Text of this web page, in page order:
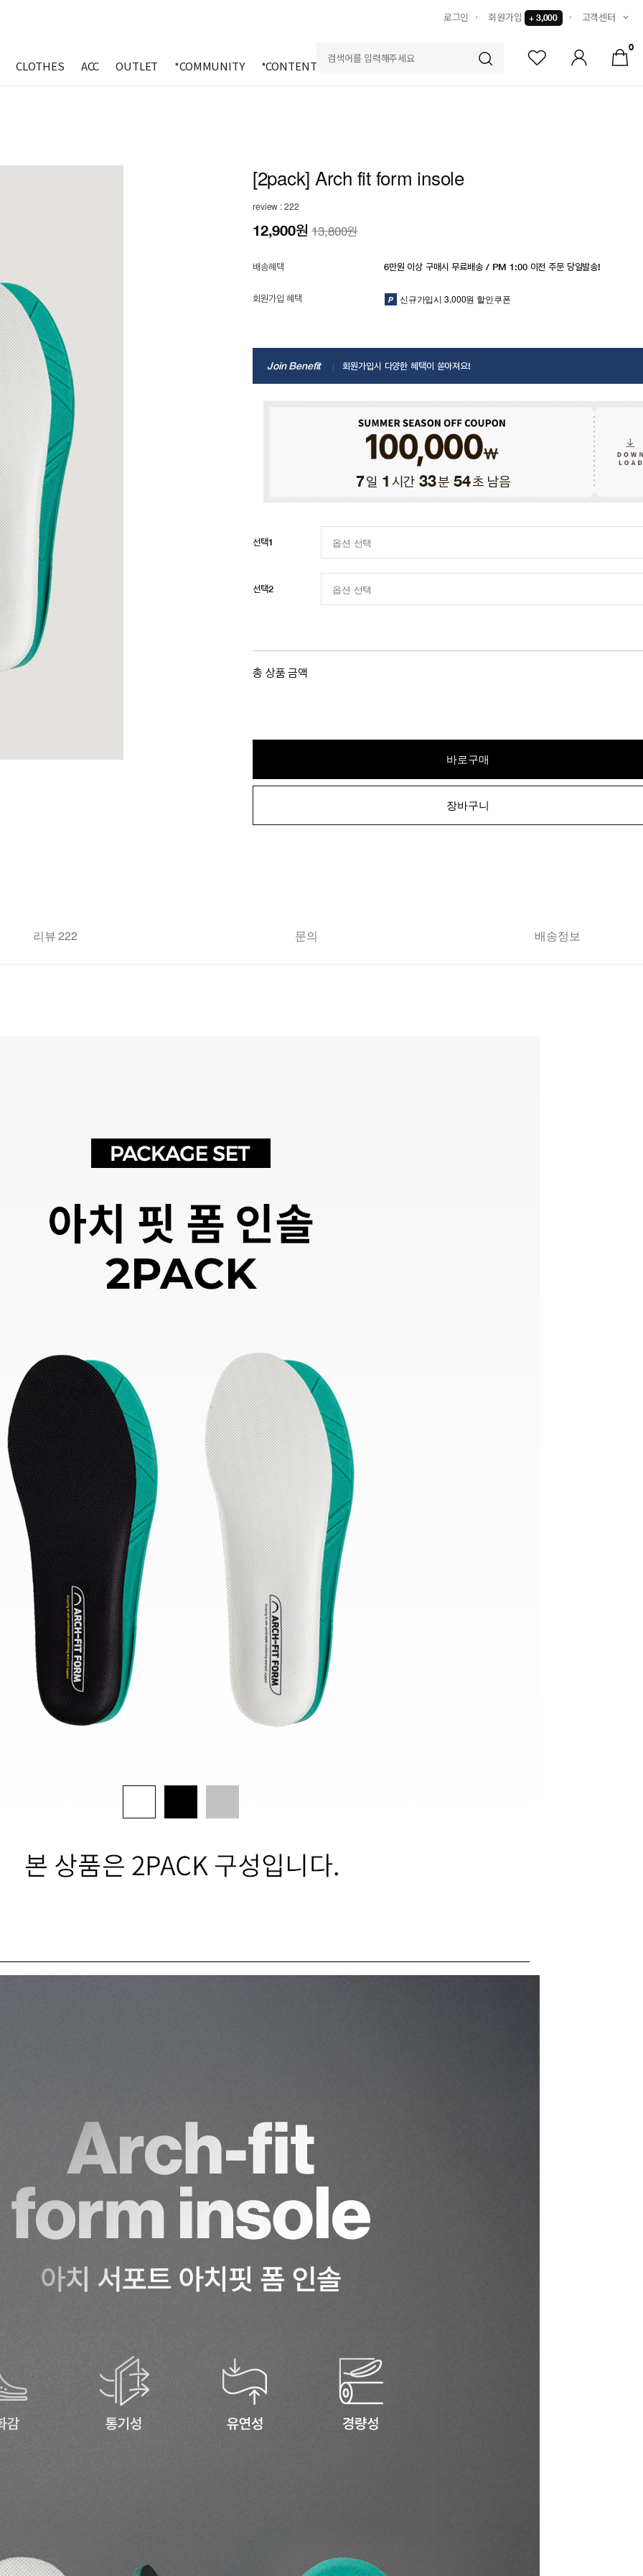
로그인 회원가입 + 3,000 고객센터
CLOTHES ACC OUTLET *COMMUNITY *CONTENTS
0
[2pack] Arch fit form insole
review : 222
12,900원13,800원
배송혜택 6만원 이상 구매시 무료배송 / PM 1:00 이전 주문 당일발송!
회원가입 혜택 신규가입시 3,000원 할인쿠폰
Join Benefit 회원가입시 다양한 혜택이 쏟아져요!
7일 1시간 33분 52초 남음
선택1
선택2
총 상품 금액
바로구매
장바구니
리뷰 222 문의 배송정보